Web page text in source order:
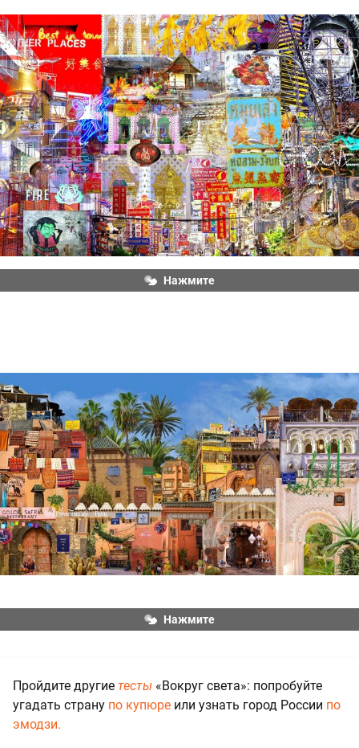
Нажмите
Нажмите
Пройдите другие тесты «Вокруг света»: попробуйте
угадать страну по купюре или узнать город России по
эмодзи.